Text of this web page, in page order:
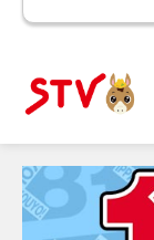
ＳＴＶ札
幌テレビ